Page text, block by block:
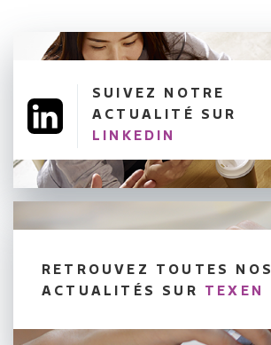
SUIVEZ NOTRE
ACTUALITÉ SUR
LINKEDIN
RETROUVEZ TOUTES NOS
ACTUALITÉS SUR TEXEN